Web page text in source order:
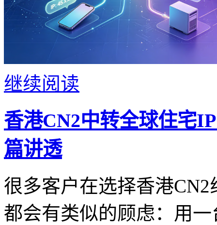
继续阅读
香港CN2中转全球住宅
篇讲透
很多客户在选择香港
都会有类似的顾虑：用